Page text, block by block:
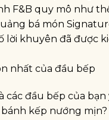
F&B quy mô như
bá món
lời khuyên đã được
nhất của đầu bếp
các đầu bếp của
kếp nướng